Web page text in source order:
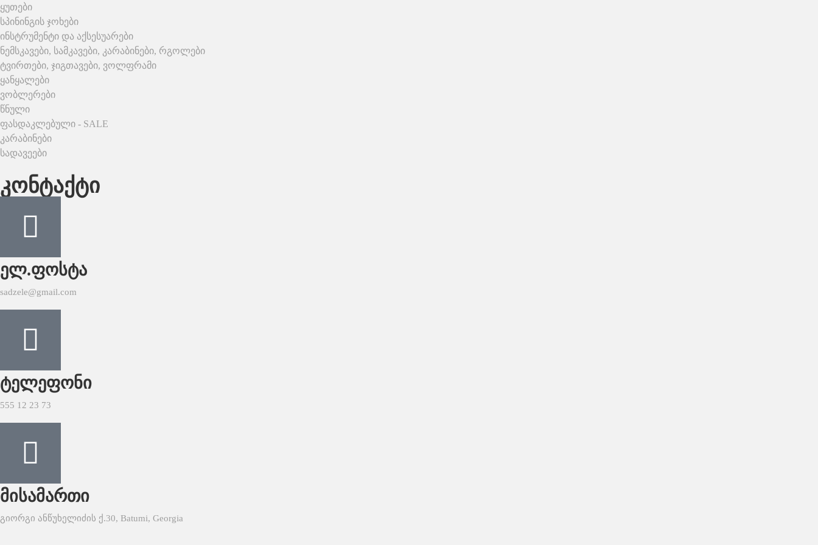
ყუთები
სპინინგის ჯოხები
ინსტრუმენტი და აქსესუარები
ნემსკავები, სამკავები, კარაბინები, რგოლები
ტვირთები, ჯიგთავები, ვოლფრამი
ყანყალები
ვობლერები
წნული
ფასდაკლებული - SALE
კარაბინები
სადავეები
კონტაქტი
ელ.ფოსტა
sadzele@gmail.com
ტელეფონი
555 12 23 73
მისამართი
გიორგი ანწუხელიძის ქ.30, Batumi, Georgia